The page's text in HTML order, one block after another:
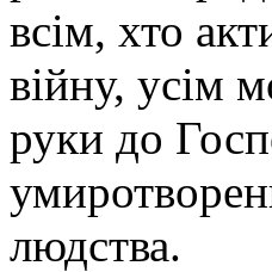
всім, хто
війну, усім
руки до
людства.